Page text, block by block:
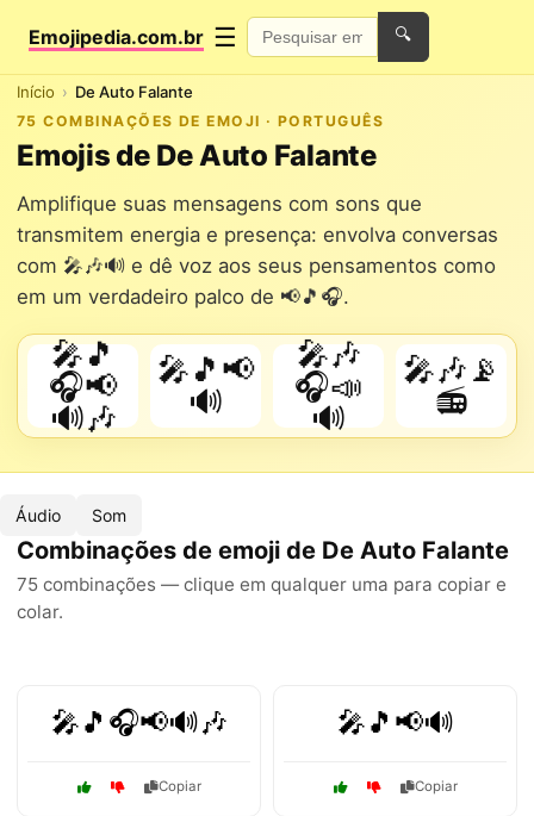
Emojipedia.com.br ☰ 🔍
Início De Auto Falante
75 COMBINAÇÕES DE EMOJI · PORTUGUÊS
Emojis de De Auto Falante
Amplifique suas mensagens com sons que
transmitem energia e presença: envolva conversas
com 🎤🎶🔊 e dê voz aos seus pensamentos como
em um verdadeiro palco de 📢🎵🎧.
🎤🎵
🎧📢
🔊🎶
🎤🎵📢
🔊
🎤🎶
🎧📣
🔊
🎤🎶📡
📻
Áudio Som
Combinações de emoji de De Auto Falante
75 combinações — clique em qualquer uma para copiar e
colar.
🎤🎵🎧📢🔊🎶
Copiar
🎤🎵📢🔊
Copiar